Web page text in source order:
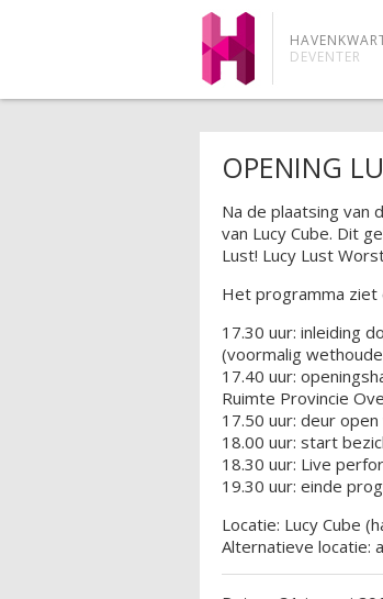
DEVENTER
OPENING
Na de plaatsing van
van Lucy Cube. Dit
Lust! Lucy Lust
Het programma ziet
17.30 uur: inleiding
(voormalig
17.40 uur:
Ruimte Provincie
17.50 uur: deur open
18.00 uur: start
18.30 uur: Live
19.30 uur: einde
Locatie: Lucy Cube
Alternatieve locatie: